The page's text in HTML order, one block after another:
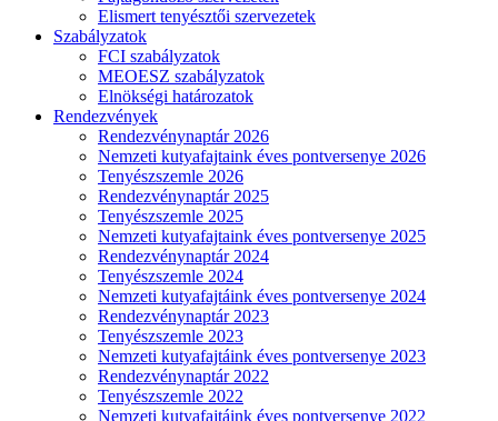
Elismert tenyésztői szervezetek
Szabályzatok
FCI szabályzatok
MEOESZ szabályzatok
Elnökségi határozatok
Rendezvények
Rendezvénynaptár 2026
Nemzeti kutyafajtaink éves pontversenye 2026
Tenyészszemle 2026
Rendezvénynaptár 2025
Tenyészszemle 2025
Nemzeti kutyafajtaink éves pontversenye 2025
Rendezvénynaptár 2024
Tenyészszemle 2024
Nemzeti kutyafajtáink éves pontversenye 2024
Rendezvénynaptár 2023
Tenyészszemle 2023
Nemzeti kutyafajtáink éves pontversenye 2023
Rendezvénynaptár 2022
Tenyészszemle 2022
Nemzeti kutyafajtáink éves pontversenye 2022